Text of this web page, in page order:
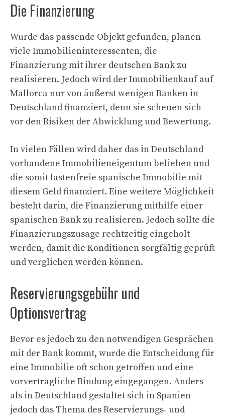
Die Finanzierung
Wurde das passende Objekt gefunden, planen
viele Immobilieninteressenten, die
Finanzierung mit ihrer deutschen Bank zu
realisieren. Jedoch wird der Immobilienkauf auf
Mallorca nur von äußerst wenigen Banken in
Deutschland finanziert, denn sie scheuen sich
vor den Risiken der Abwicklung und Bewertung.
In vielen Fällen wird daher das in Deutschland
vorhandene Immobilieneigentum beliehen und
die somit lastenfreie spanische Immobilie mit
diesem Geld finanziert. Eine weitere Möglichkeit
besteht darin, die Finanzierung mithilfe einer
spanischen Bank zu realisieren. Jedoch sollte die
Finanzierungszusage rechtzeitig eingeholt
werden, damit die Konditionen sorgfältig geprüft
und verglichen werden können.
Reservierungsgebühr und
Optionsvertrag
Bevor es jedoch zu den notwendigen Gesprächen
mit der Bank kommt, wurde die Entscheidung für
eine Immobilie oft schon getroffen und eine
vorvertragliche Bindung eingegangen. Anders
als in Deutschland gestaltet sich in Spanien
jedoch das Thema des Reservierungs- und